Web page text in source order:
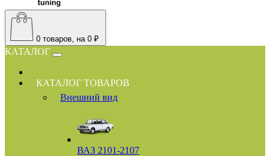
0 товаров, на 0 ₽
КАТАЛОГ
КАТАЛОГ ТОВАРОВ
Внешний вид
ВАЗ 2101-2107